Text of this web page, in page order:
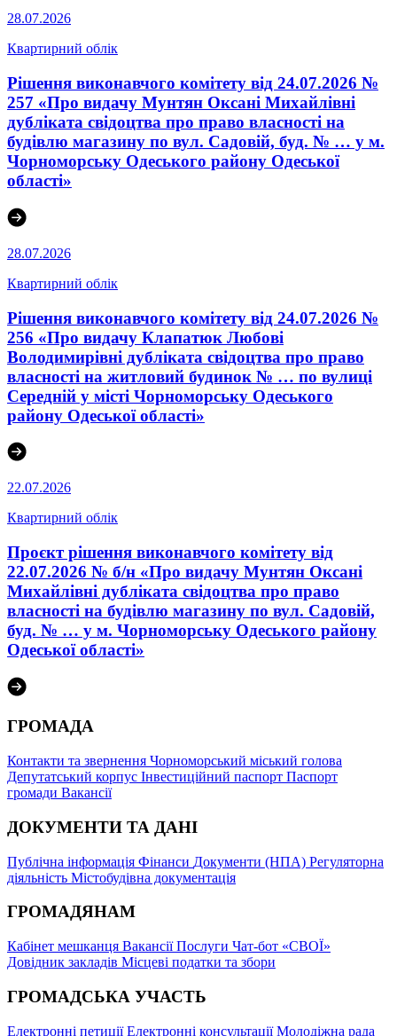
28.07.2026
Квартирний облік
Рішення виконавчого комітету від 24.07.2026 №
257 «Про видачу Мунтян Оксані Михайлівні
дубліката свідоцтва про право власності на
будівлю магазину по вул. Садовій, буд. № … у м.
Чорноморську Одеського району Одеської
області»
28.07.2026
Квартирний облік
Рішення виконавчого комітету від 24.07.2026 №
256 «Про видачу Клапатюк Любові
Володимирівні дубліката свідоцтва про право
власності на житловий будинок № … по вулиці
Середній у місті Чорноморську Одеського
району Одеської області»
22.07.2026
Квартирний облік
Проєкт рішення виконавчого комітету від
22.07.2026 № б/н «Про видачу Мунтян Оксані
Михайлівні дубліката свідоцтва про право
власності на будівлю магазину по вул. Садовій,
буд. № … у м. Чорноморську Одеського району
Одеської області»
ГРОМАДА
Контакти та звернення Чорноморський міський голова
Депутатський корпус Інвестиційний паспорт Паспорт
громади Вакансії
ДОКУМЕНТИ ТА ДАНІ
Публічна інформація Фінанси Документи (НПА) Регуляторна
діяльність Містобудівна документація
ГРОМАДЯНАМ
Кабінет мешканця ВакансіїПослуги Чат-бот «СВОЇ»
Довідник закладів Місцеві податки та збори
ГРОМАДСЬКА УЧАСТЬ
Електронні петиціїЕлектронні консультаціїМолодіжна рада